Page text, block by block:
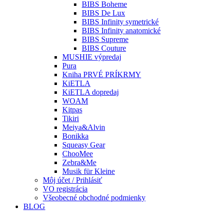
BIBS Boheme
BIBS De Lux
BIBS Infinity symetrické
BIBS Infinity anatomické
BIBS Supreme
BIBS Couture
MUSHIE výpredaj
Pura
Kniha PRVÉ PRÍKRMY
KiETLA
KiETLA dopredaj
WOAM
Kitpas
Tikiri
Meiya&Alvin
Bonikka
Squeasy Gear
ChooMee
Zebra&Me
Musik für Kleine
Môj účet / Prihlásiť
VO registrácia
Všeobecné obchodné podmienky
BLOG